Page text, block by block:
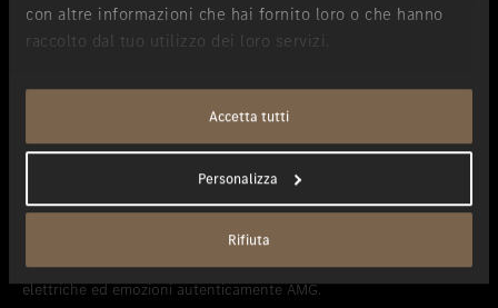
con altre informazioni che hai fornito loro o che hanno
raccolto dal tuo utilizzo dei loro servizi.
Accetta tutti
Personalizza
Rifiuta
Una performance da vivere
L’esperienza AMG. Ora elettrica.
La nuova Mercedes-AMG GT Coupé 4 porte unisce performance
elettriche ed emozioni autenticamente AMG.